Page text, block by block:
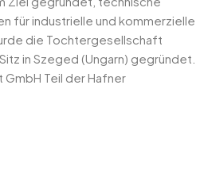
für industrielle und kommerzielle
die Tochtergesellschaft
in Szeged (Ungarn) gegründet.
Teil der Hafner